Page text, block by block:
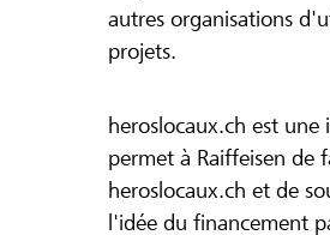
autres organisations
projets.
heroslocaux.ch est une
permet à Raiffeisen de
heroslocaux.ch et de
l'idée du financement